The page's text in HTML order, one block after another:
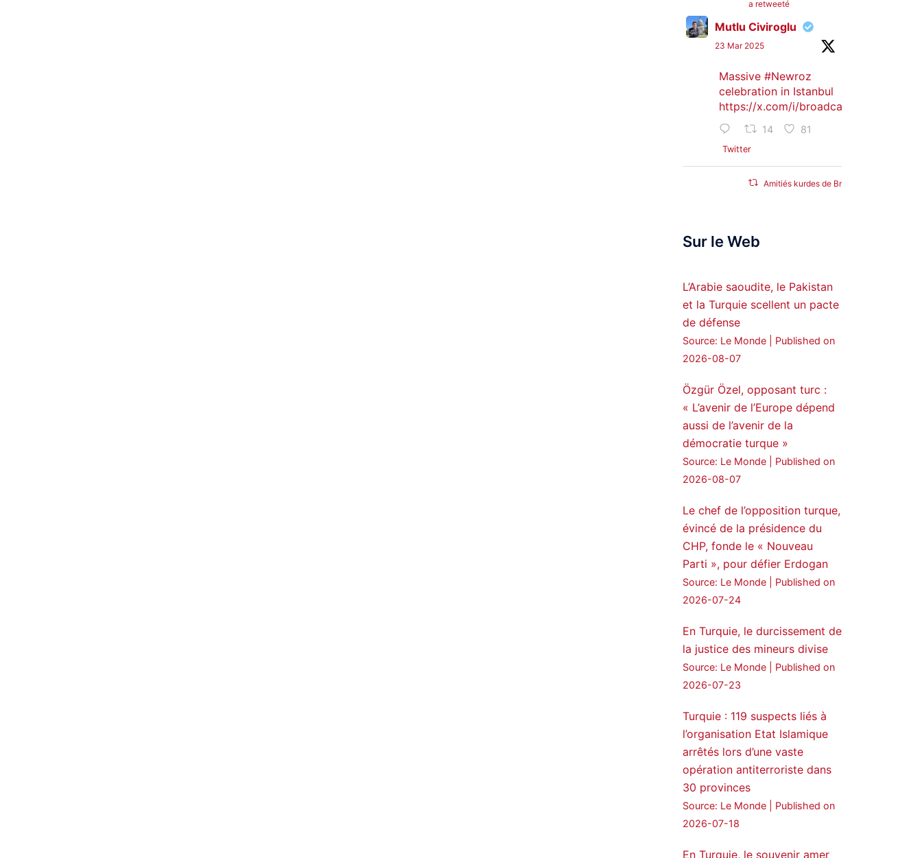
a retweeté
Mutlu Civiroglu
23 Mar 2025
Massive #Newroz
celebration in Istanbul
https://x.com/i/broadcasts/
14 81
Twitter
Amitiés kurdes de Bretagne
25 Jan 2025
Forces, SDF appoints
hauro Abgar Daoud
from the ranks of
Syriac Military Council,
MFS as official
spokesperson. We
hauro.
ܟܫܝܪܘܬܐ ܒܘܠܝܬܐ ܚܘܪܐ
28 249
Twitter
Amitiés kurdes de Bretagne
a retweeté
MedyaNews
24 Jan 2025
🔴DEM Party Imrali
on Abdullah Öcalan meeting
#AbdullahÖcalan
#PeaceProcess #ImralıIsland
Twitter
Voir plus...
Sur le Web
L’Arabie saoudite, le Pakistan
et la Turquie scellent un pacte
de défense
Source: Le Monde
Published on
2026-08-07
Özgür Özel, opposant turc :
« L’avenir de l’Europe dépend
aussi de l’avenir de la
démocratie turque »
Source: Le Monde
Published on
2026-08-07
Le chef de l’opposition turque,
évincé de la présidence du
CHP, fonde le « Nouveau
Parti », pour défier Erdogan
Source: Le Monde
Published on
2026-07-24
En Turquie, le durcissement de
la justice des mineurs divise
Source: Le Monde
Published on
2026-07-23
Turquie : 119 suspects liés à
l’organisation Etat Islamique
arrêtés lors d’une vaste
opération antiterroriste dans
30 provinces
Source: Le Monde
Published on
2026-07-18
En Turquie, le souvenir amer